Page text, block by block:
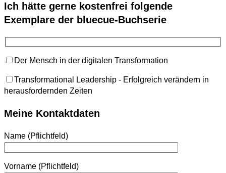
Ich hätte gerne kostenfrei folgende
Exemplare der bluecue-Buchserie
Der Mensch in der digitalen Transformation
Transformational Leadership - Erfolgreich verändern in
herausfordernden Zeiten
Meine Kontaktdaten
Name (Pflichtfeld)
Vorname (Pflichtfeld)